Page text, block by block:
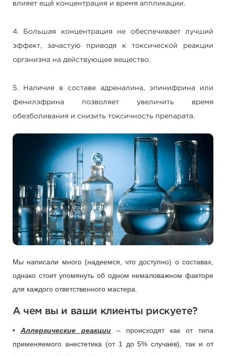
влияет ещё концентрация и время аппликации.
4. Большая концентрация не обеспечивает лучший
эффект, зачастую приводя к токсической реакции
организма на действующее вещество.
5. Наличие в составе адреналина, эпинифрина или
фенилэфрина позволяет увеличить время
обезболивания и снизить токсичность препарата.
Мы написали много (надеемся, что доступно) о составах,
однако стоит упомянуть об одном немаловажном факторе
для каждого ответственного мастера.
А чем вы и ваши клиенты рискуете?
• Аллергические реакции – происходят как от типа
применяемого анестетика (от 1 до 5% случаев), так и от